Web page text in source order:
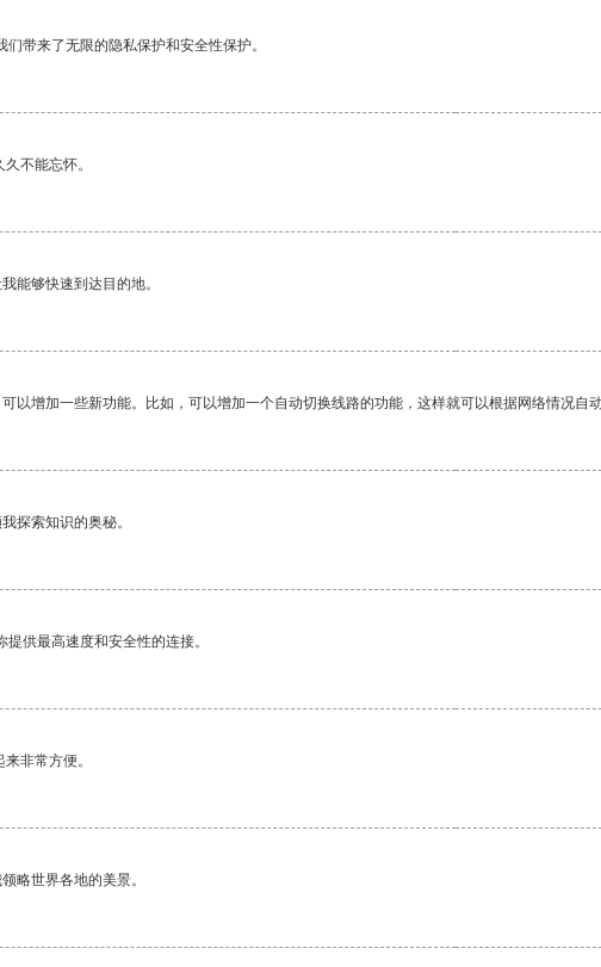
带来了无限的隐私保护和安全性保护。
不能忘怀。
能够快速到达目的地。
以增加一些新功能。比如，可以增加一个自动切换线路的功能，这样就可以根据网络情况自
探索知识的奥秘。
供最高速度和安全性的连接。
非常方便。
略世界各地的美景。